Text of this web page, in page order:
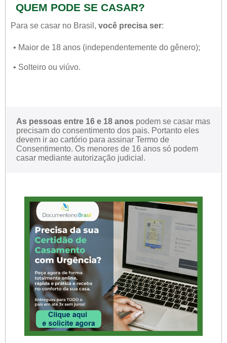
QUEM PODE SE CASAR?
Para se casar no Brasil, você precisa ser:
• Maior de 18 anos (independentemente do gênero);
• Solteiro ou viúvo.
As pessoas entre 16 e 18 anos podem se casar mas
precisam do consentimento dos pais. Portanto eles
devem ir ao cartório para assinar Termo de
Consentimento. Os menores de 16 anos só podem
casar mediante autorização judicial.